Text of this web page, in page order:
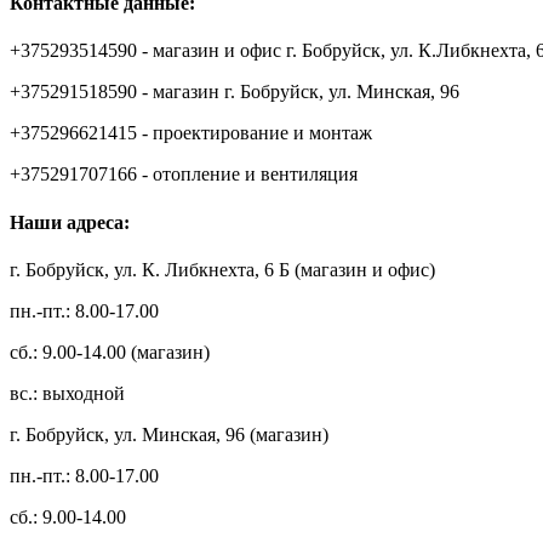
+375293514590 - магазин и офис г. Бобруйск, ул. К.Либкнехта,
+375291518590 - магазин г. Бобруйск, ул. Минская, 96
+375296621415 - проектирование и монтаж
+375291707166 - отопление и вентиляция
Наши адреса:
г. Бобруйск, ул. К. Либкнехта, 6 Б (магазин и офис)
пн.-пт.: 8.00-17.00
сб.: 9.00-14.00 (магазин)
вс.: выходной
г. Бобруйск, ул. Минская, 96 (магазин)
пн.-пт.: 8.00-17.00
сб.: 9.00-14.00